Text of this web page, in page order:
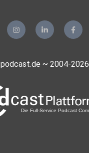
podcast.de ~ 2004-2026